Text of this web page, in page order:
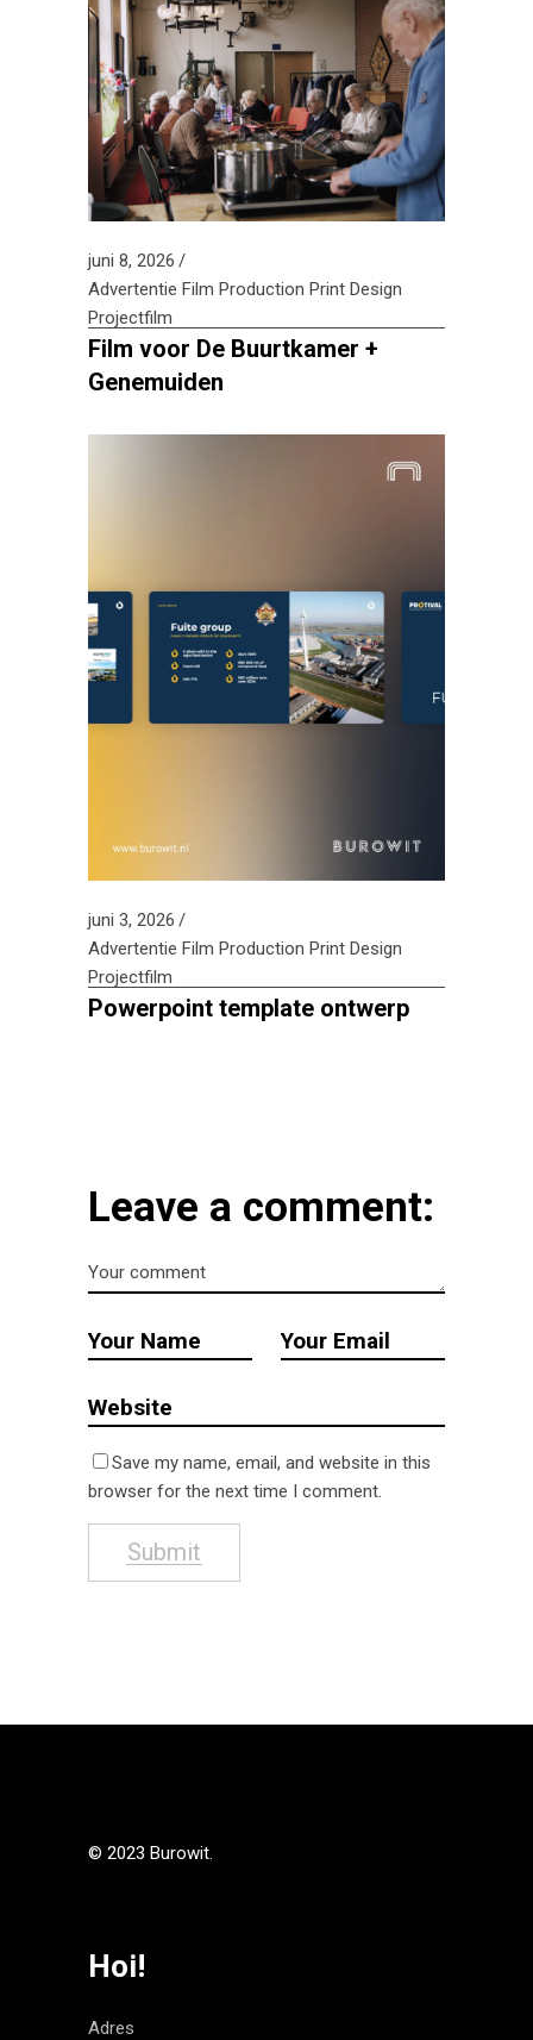
juni 8, 2026
Advertentie Film Production Print Design
Projectfilm
Film voor De Buurtkamer +
Genemuiden
juni 3, 2026
Advertentie Film Production Print Design
Projectfilm
Powerpoint template ontwerp
Leave a comment:
Save my name, email, and website in this
browser for the next time I comment.
Submit
© 2023 Burowit.
Hoi!
Adres